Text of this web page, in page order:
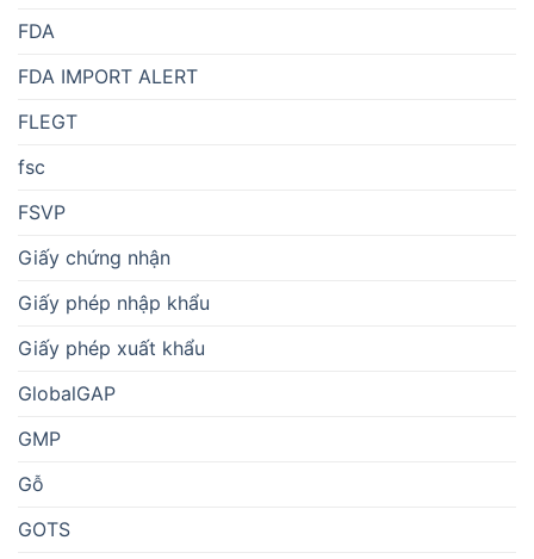
FDA
FDA IMPORT ALERT
FLEGT
fsc
FSVP
Giấy chứng nhận
Giấy phép nhập khẩu
Giấy phép xuất khẩu
GlobalGAP
GMP
Gỗ
GOTS